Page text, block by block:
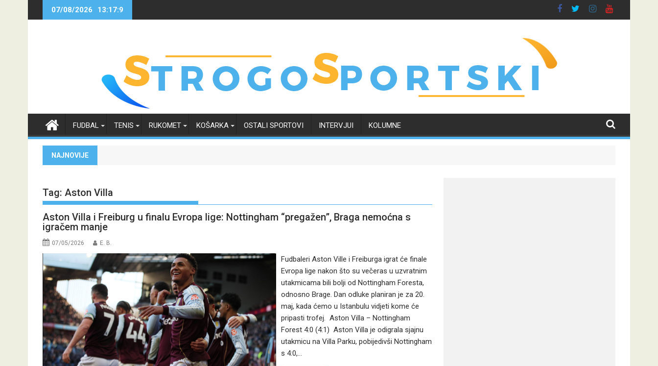
07/08/2026 13:17:10
FUDBAL TENIS RUKOMET KOŠARKA OSTALI SPORTOVI INTERVJUI KOLUMNE
NAJNOVIJE
Tag: Aston Villa
Aston Villa i Freiburg u finalu Evropa lige: Nottingham “pregažen”, Braga nemoćna s
igračem manje
07/05/2026 E. B.
Fudbaleri Aston Ville i Freiburga igrat će finale
Evropa lige nakon što su večeras u uzvratnim
utakmicama bili bolji od Nottingham Foresta,
odnosno Brage. Dan odluke planiran je za 20.
maj, kada ćemo u Istanbulu vidjeti kome će
pripasti trofej. Aston Villa – Nottingham
Forest 4:0 (4:1) Aston Villa je odigrala sjajnu
utakmicu na Villa Parku, pobijedivši Nottingham
s 4:0,…